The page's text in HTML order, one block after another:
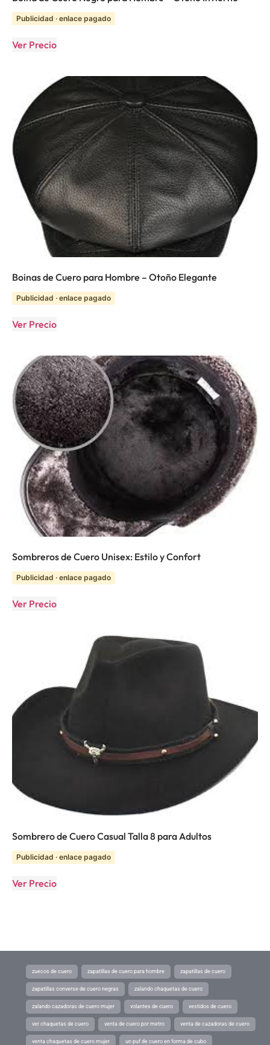
Publicidad · enlace pagado
Ver Precio
Boinas de Cuero para Hombre – Otoño Elegante
Publicidad · enlace pagado
Ver Precio
Sombreros de Cuero Unisex: Estilo y Confort
Publicidad · enlace pagado
Ver Precio
Sombrero de Cuero Casual Talla 8 para Adultos
Publicidad · enlace pagado
Ver Precio
zuecos de cuero zapatillas de cuero para hombre zapatillas de cuero
zapatillas converse de cuero negras zalando chaquetas de cuero
zalando cazadoras de cuero mujer volantes de cuero vestidos de cuero
ver chaquetas de cuero venta de cuero por metro venta de cazadoras de cuero
venta chaquetas de cuero mujer un puf de cuero en forma de cubo